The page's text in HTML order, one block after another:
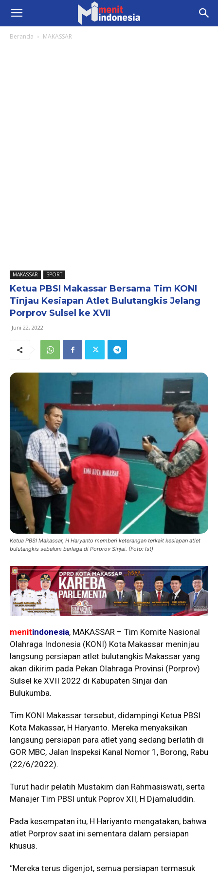
Beranda MAKASSAR
MAKASSAR SPORT
Ketua PBSI Makassar Bersama Tim KONI
Tinjau Kesiapan Atlet Bulutangkis Jelang
Porprov Sulsel ke XVII
Juni 22, 2022
Ketua PBSI Makassar, H Haryanto memberi keterangan terkait kesiapan atlet
bulutangkis sebelum berlaga di Porprov Sinjai. (Foto: Ist)
menitindonesia, MAKASSAR – Tim Komite Nasional
Olahraga Indonesia (KONI) Kota Makassar meninjau
langsung persiapan atlet bulutangkis Makassar yang
akan dikirim pada Pekan Olahraga Provinsi (Porprov)
Sulsel ke XVII 2022 di Kabupaten Sinjai dan
Bulukumba.
Tim KONI Makassar tersebut, didampingi Ketua PBSI
Kota Makassar, H Haryanto. Mereka menyaksikan
langsung persiapan para atlet yang sedang berlatih di
GOR MBC, Jalan Inspeksi Kanal Nomor 1, Borong, Rabu
(22/6/2022).
Turut hadir pelatih Mustakim dan Rahmasiswati, serta
Manajer Tim PBSI untuk Poprov XII, H Djamaluddin.
Pada kesempatan itu, H Hariyanto mengatakan, bahwa
atlet Porprov saat ini sementara dalam persiapan
khusus.
“Mereka terus digenjot, semua persiapan termasuk